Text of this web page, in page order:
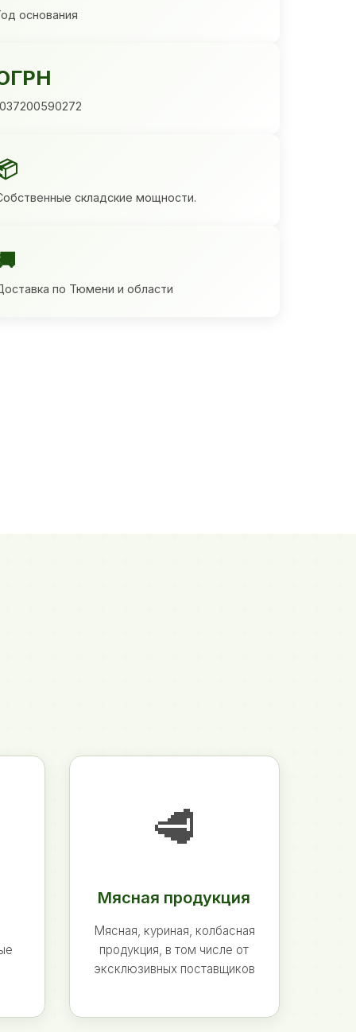
основания
складские мощности.
по Тюмени и области
🥩
Мясная продукция
Мясная, куриная, колбасная
продукция, в том числе от
эксклюзивных поставщиков